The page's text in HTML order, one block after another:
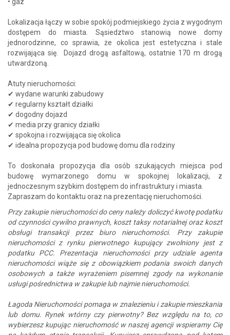
Lokalizacja łączy w sobie spokój podmiejskiego życia z wygodnym
dostępem do miasta. Sąsiedztwo stanowią nowe domy
jednorodzinne, co sprawia, że okolica jest estetyczna i stale
rozwijająca się. Dojazd drogą asfaltową, ostatnie 170 m drogą
utwardzoną.
Atuty nieruchomości:
✔ wydane warunki zabudowy
✔ regularny kształt działki
✔ dogodny dojazd
✔ media przy granicy działki
✔ spokojna i rozwijająca się okolica
✔ idealna propozycja pod budowę domu dla rodziny
To doskonała propozycja dla osób szukających miejsca pod
budowę wymarzonego domu w spokojnej lokalizacji, z
jednoczesnym szybkim dostępem do infrastruktury i miasta.
Zapraszam do kontaktu oraz na prezentację nieruchomości.
Przy zakupie nieruchomości do ceny należy doliczyć kwotę podatku
od czynności cywilno prawnych, koszt taksy notarialnej oraz koszt
obsługi transakcji przez biuro nieruchomości. Przy zakupie
nieruchomości z rynku pierwotnego kupujący zwolniony jest z
podatku PCC. Prezentacja nieruchomości przy udziale agenta
nieruchomości wiąże się z obowiązkiem podania swoich danych
osobowych a także wyrażeniem pisemnej zgody na wykonanie
usługi pośrednictwa w zakupie lub najmie nieruchomości.
Łagoda Nieruchomości pomaga w znalezieniu i zakupie mieszkania
lub domu. Rynek wtórny czy pierwotny? Bez względu na to, co
wybierzesz kupując nieruchomość w naszej agencji wspieramy Cię